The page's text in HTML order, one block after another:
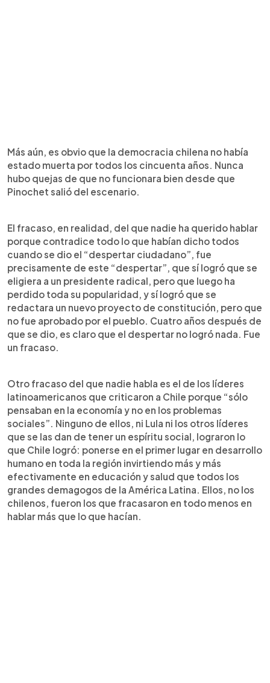
Más aún, es obvio que la democracia chilena no había
estado muerta por todos los cincuenta años. Nunca
hubo quejas de que no funcionara bien desde que
Pinochet salió del escenario.
El fracaso, en realidad, del que nadie ha querido hablar
porque contradice todo lo que habían dicho todos
cuando se dio el “despertar ciudadano”, fue
precisamente de este “despertar”, que sí logró que se
eligiera a un presidente radical, pero que luego ha
perdido toda su popularidad, y sí logró que se
redactara un nuevo proyecto de constitución, pero que
no fue aprobado por el pueblo. Cuatro años después de
que se dio, es claro que el despertar no logró nada. Fue
un fracaso.
Otro fracaso del que nadie habla es el de los líderes
latinoamericanos que criticaron a Chile porque “sólo
pensaban en la economía y no en los problemas
sociales”. Ninguno de ellos, ni Lula ni los otros líderes
que se las dan de tener un espíritu social, lograron lo
que Chile logró: ponerse en el primer lugar en desarrollo
humano en toda la región invirtiendo más y más
efectivamente en educación y salud que todos los
grandes demagogos de la América Latina. Ellos, no los
chilenos, fueron los que fracasaron en todo menos en
hablar más que lo que hacían.